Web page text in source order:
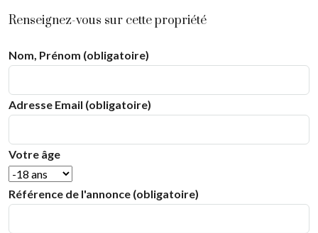
Renseignez-vous sur cette propriété
Nom, Prénom (obligatoire)
Adresse Email (obligatoire)
Votre âge
Référence de l'annonce (obligatoire)